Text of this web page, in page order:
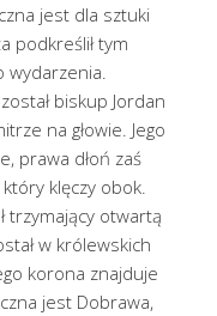
jest dla sztuki
podkreślił tym
wydarzenia.
biskup Jordan
na głowie. Jego
prawa dłoń zaś
klęczy obok.
trzymający otwartą
w królewskich
korona znajduje
jest Dobrawa,